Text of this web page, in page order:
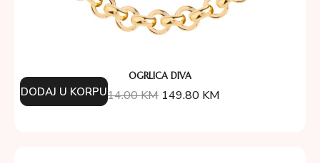
OGRLICA DIVA
214.00KM 149.80 KM
DODAJ U KORPU